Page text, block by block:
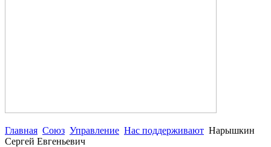
Главная Союз Управление Нас поддерживают Нарышкин
Сергей Евгеньевич